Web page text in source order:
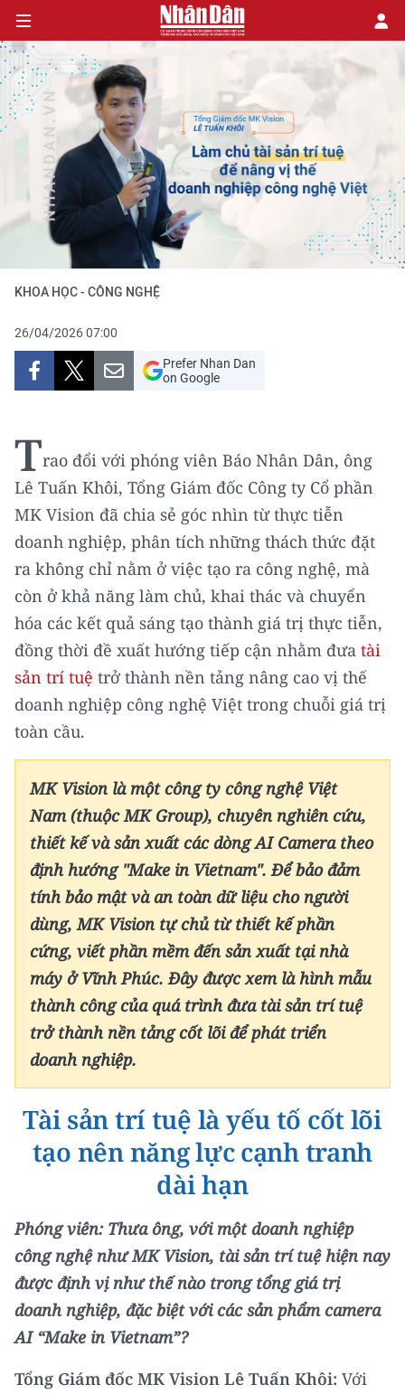
CHÍNH TRỊ
KINH TẾ
VĂN HÓA
PHÁP LUẬT
DU LỊCH
THẾ GIỚI
GIÁO DỤC
Y TẾ
KHOA HỌC - CÔNG NGHỆ
MÔI TRƯỜNG
BẠN ĐỌC
KIỂM CHỨNG THÔNG TIN
TRI THỨC CHUYÊN SÂU
CHƯƠNG TRÌNH OCOP - MỖI XÃ
MỘT SẢN PHẨM
RADIO
MEDIA CENTER
E-Magazine
Video
Media Chính trị
Media Văn hóa
Media Pháp luật
Media Du lịch
Media Thế giới
Media Thể thao
Media Giáo dục
KHOA HỌC - CÔNG NGHỆ
26/04/2026 07:00
Prefer Nhan Dan
on Google
Trao đổi với phóng viên Báo Nhân Dân, ông
Lê Tuấn Khôi, Tổng Giám đốc Công ty Cổ phần
MK Vision đã chia sẻ góc nhìn từ thực tiễn
doanh nghiệp, phân tích những thách thức đặt
ra không chỉ nằm ở việc tạo ra công nghệ, mà
còn ở khả năng làm chủ, khai thác và chuyển
hóa các kết quả sáng tạo thành giá trị thực tiễn,
đồng thời đề xuất hướng tiếp cận nhằm đưa tài
sản trí tuệ trở thành nền tảng nâng cao vị thế
doanh nghiệp công nghệ Việt trong chuỗi giá trị
toàn cầu.
MK Vision là một công ty công nghệ Việt
Nam (thuộc MK Group), chuyên nghiên cứu,
thiết kế và sản xuất các dòng AI Camera theo
định hướng "Make in Vietnam". Để bảo đảm
tính bảo mật và an toàn dữ liệu cho người
dùng, MK Vision tự chủ từ thiết kế phần
cứng, viết phần mềm đến sản xuất tại nhà
máy ở Vĩnh Phúc. Đây được xem là hình mẫu
thành công của quá trình đưa tài sản trí tuệ
trở thành nền tảng cốt lõi để phát triển
doanh nghiệp.
Tài sản trí tuệ là yếu tố cốt lõi
tạo nên năng lực cạnh tranh
dài hạn
​Phóng viên: Thưa ông, với một doanh nghiệp
công nghệ như MK Vision, tài sản trí tuệ hiện nay
được định vị như thế nào trong tổng giá trị
doanh nghiệp, đặc biệt với các sản phẩm camera
AI “Make in Vietnam”?
Tổng Giám đốc MK Vision Lê Tuấn Khôi: Với